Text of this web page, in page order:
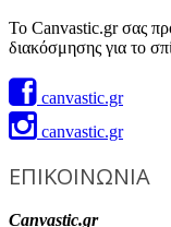
Το Canvastic.gr σας
διακόσμησης για το
canvastic.gr
canvastic.gr
ΕΠΙΚΟΙΝΩΝΙΑ
Canvastic.gr